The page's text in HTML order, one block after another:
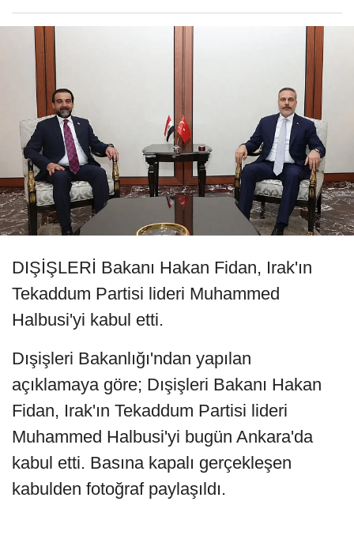
DIŞİŞLERİ Bakanı Hakan Fidan, Irak'ın
Tekaddum Partisi lideri Muhammed
Halbusi'yi kabul etti.
Dışişleri Bakanlığı'ndan yapılan
açıklamaya göre; Dışişleri Bakanı Hakan
Fidan, Irak'ın Tekaddum Partisi lideri
Muhammed Halbusi'yi bugün Ankara'da
kabul etti. Basına kapalı gerçekleşen
kabulden fotoğraf paylaşıldı.